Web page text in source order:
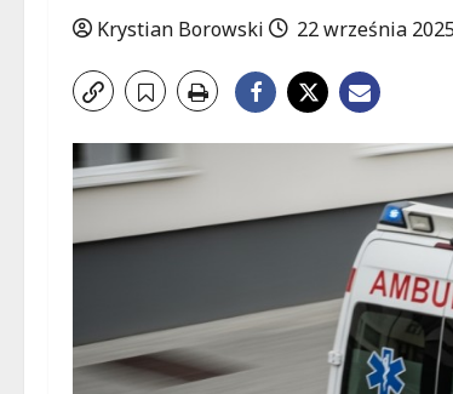
Krystian Borowski 22 września 2025